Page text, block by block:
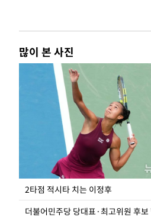
많이 본 사진
2타점 적시타 치는 이정후